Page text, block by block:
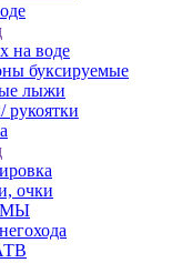
на воде
буксируемые
лыжи
рукоятки
очки